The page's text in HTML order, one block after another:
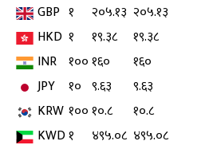
GBP १ २०५.१३ २०५.१३
HKD १ १९.३८
१९.३८
INR १००१६०
१६०
JPY
१० ९.६३
९.६३
KRW १००१०.८
१०.८
KWD१ ४९५.०८ ४९५.०८